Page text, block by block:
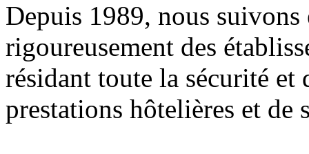
Depuis 1989, nous
rigoureusement des
résidant toute la sécurité et
prestations hôtelières et de